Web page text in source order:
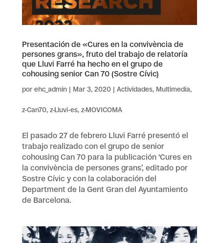
Presentación de «Cures en la convivència de
persones grans», fruto del trabajo de relatoría
que Lluvi Farré ha hecho en el grupo de
cohousing senior Can 70 (Sostre Cívic)
por ehc_admin| Mar 3, 2020| Actividades, Multimedia,
z-Can70, z-Lluvi-es, z-MOVICOMA
El pasado 27 de febrero Lluvi Farré presentó el
trabajo realizado con el grupo de senior
cohousing Can 70 para la publicación ‘Cures en
la convivència de persones grans’, editado por
Sostre Cívic y con la colaboración del
Department de la Gent Gran del Ayuntamiento
de Barcelona.